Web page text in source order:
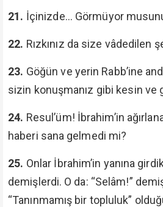
21. İçinizde... Görmüyor
22. Rızkınız da size vâdedilen
23. Göğün ve yerin Rabb’ine
sizin konuşmanız gibi kesin ve
24. Resul’üm! İbrahim’in
haberi sana gelmedi mi?
25. Onlar İbrahim’in yanına
demişlerdi. O da: “Selâm!”
“Tanınmamış bir topluluk”